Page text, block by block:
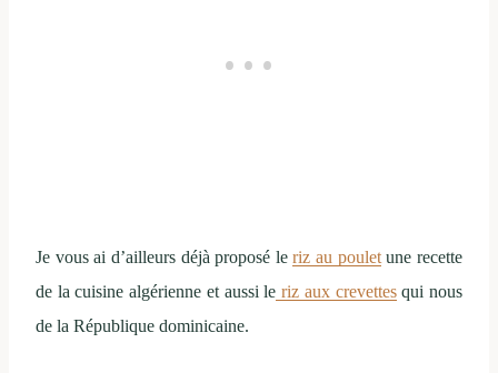
Je vous ai d’ailleurs déjà proposé leriz au pouletune recette
de la cuisine algérienne et aussi le riz aux crevettesqui nous
de la République dominicaine.